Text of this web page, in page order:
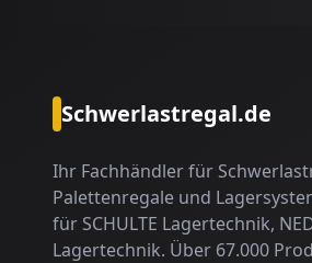
Schwerlastregal.de
Ihr Fachhändler für
Palettenregale und
für SCHULTE Lagertechnik,
Lagertechnik. Über 67.000